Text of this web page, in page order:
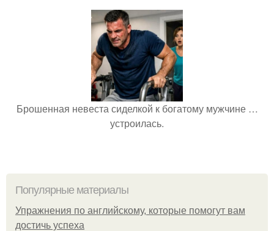
Брошенная невеста сиделкой к богатому мужчине …
устроилась.
Популярные материалы
Упражнения по английскому, которые помогут вам
достичь успеха